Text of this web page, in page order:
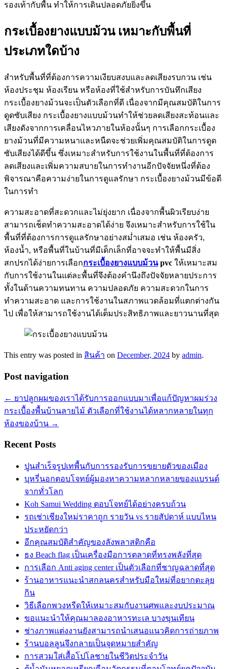
รองเท้ากับพื้น ทำให้การเดินปลอดภัยยิ่งขึ้น
กระเบื้องยางแบบม้วน เหมาะกับพื้นที่
ประเภทใดบ้าง
สำหรับพื้นที่ที่ต้องการความเงียบสงบและลดเสียงรบกวน เช่น
ห้องประชุม ห้องเรียน หรือห้องที่ใช้สำหรับการบันทึกเสียง
กระเบื้องยางม้วนจะเป็นตัวเลือกที่ดี เนื่องจากมีคุณสมบัติในการ
ดูดซับเสียง กระเบื้องยางแบบม้วนทำให้ช่วยลดเสียงสะท้อนและ
เสียงดังจากการเคลื่อนไหวภายในห้องนั้นๆ การเลือกกระเบื้อง
ยางม้วนที่มีความหนาและหนืดจะช่วยเพิ่มคุณสมบัติในการดูด
ซับเสียงได้ดีขึ้น ซึ่งเหมาะสำหรับการใช้งานในพื้นที่ที่ต้องการ
ลดเสียงและเพิ่มความสบายในการทำงานอีกปัจจัยหนึ่งที่ต้อง
พิจารณาคือความง่ายในการดูแลรักษา กระเบื้องยางม้วนมีข้อดี
ในการทำ
ความสะอาดที่สะดวกและไม่ยุ่งยาก เนื่องจากพื้นผิวเรียบง่าย
สามารถเช็ดทำความสะอาดได้ง่าย จึงเหมาะสำหรับการใช้ใน
พื้นที่ที่ต้องการการดูแลรักษาอย่างสม่ำเสมอ เช่น ห้องครัว,
ห้องน้ำ, หรือพื้นที่ในบ้านที่มีเด็กเล็กที่อาจจะทำให้พื้นมีสิ่ง
สกปรกได้ง่ายการเลือกกระเบื้องยางแบบม้วนpvc ให้เหมาะสม
กับการใช้งานในแต่ละพื้นที่จึงต้องคำนึงถึงปัจจัยหลายประการ
ทั้งในด้านความทนทาน ความปลอดภัย ความสะดวกในการ
ทำความสะอาด และการใช้งานในสภาพแวดล้อมที่แตกต่างกัน
ไป เพื่อให้สามารถใช้งานได้เต็มประสิทธิภาพและยาวนานที่สุด
This entry was posted in สินค้า on December, 2024 by admin.
Post navigation
← ยาปลูกผมของเราได้รับการออกแบบมาเพื่อแก้ปัญหาผมร่วง
กระเบื้องพื้นบ้านลายไม้ ตัวเลือกที่ใช้งานได้หลากหลายในทุก
ห้องของบ้าน →
Recent Posts
ปูนสำเร็จรูปเทพื้นกับการรองรับการขยายตัวของเมือง
บุหรี่นอกตอบโจทย์ผู้มองหาความหลากหลายของแบรนด์
จากทั่วโลก
Koh Samui Wedding ตอบโจทย์ได้อย่างครบถ้วน
รถเช่าเชียงใหม่ราคาถูก รายวัน vs รายสัปดาห์ แบบไหน
ประหยัดกว่า
อีกคุณสมบัติสำคัญของลังพลาสติกคือ
ธง Beach flag เป็นเครื่องมือการตลาดที่ทรงพลังที่สุด
การเลือก Anti aging center เป็นตัวเลือกที่ชาญฉลาดที่สุด
ร้านอาหารแนะนำสกลนครสำหรับมือใหม่ที่อยากตะลุย
กิน
วิธีเลือกพวงหรีดให้เหมาะสมกับงานศพและงบประมาณ
ขอแนะนำให้คุณมาลองอาหารทะเล บางขุนเทียน
ช่างภาพแต่งงานยังสามารถนำเสนอแนวคิดการถ่ายภาพ
ร้านบอลลูนจึงกลายเป็นจุดหมายสำคัญ
การสวมใส่เสื้อโปโลชายในชีวิตประจำวัน